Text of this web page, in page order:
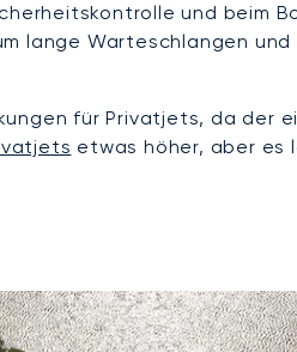
und beim
lange Warteschlangen
für Privatjets, da der
etwas höher, aber es